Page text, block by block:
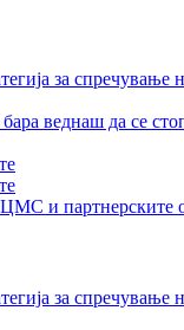
за
веднаш да се
и партнерските
за